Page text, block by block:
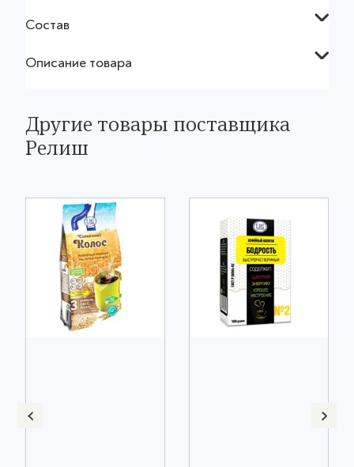
Состав
Описание товара
Другие товары поставщика
Релиш